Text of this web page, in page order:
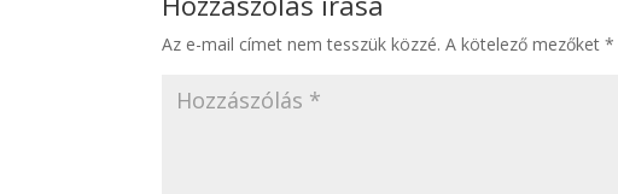
Az e-mail címet nem tesszük közzé. A kötelező mezőket*